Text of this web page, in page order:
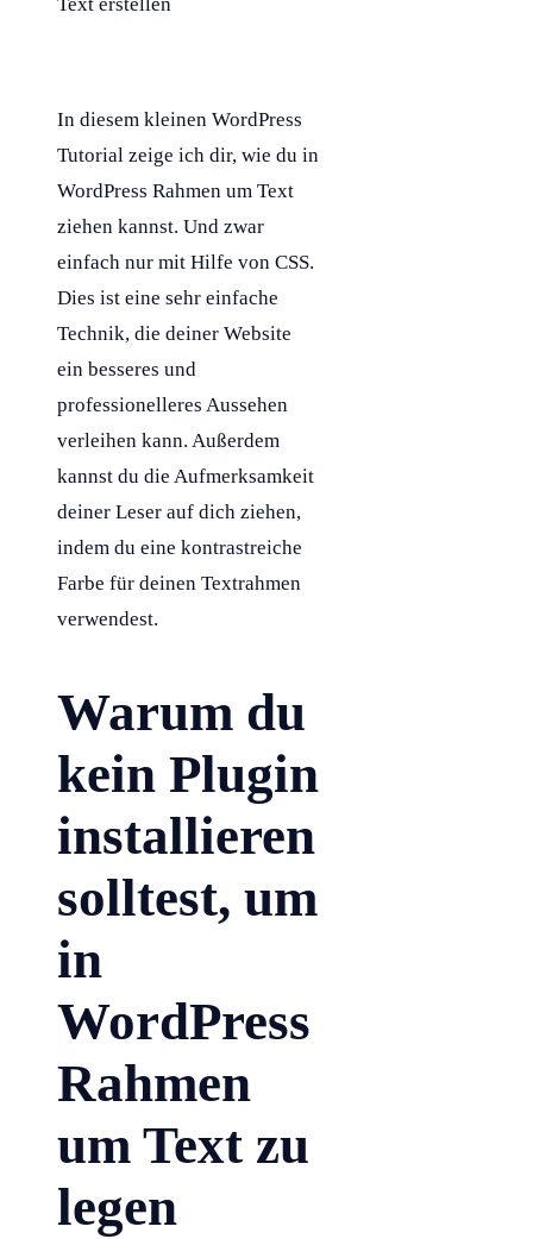
In diesem kleinen WordPress
Tutorial zeige ich dir, wie du in
WordPress Rahmen um Text
ziehen kannst. Und zwar
einfach nur mit Hilfe von CSS.
Dies ist eine sehr einfache
Technik, die deiner Website
ein besseres und
professionelleres Aussehen
verleihen kann. Außerdem
kannst du die Aufmerksamkeit
deiner Leser auf dich ziehen,
indem du eine kontrastreiche
Farbe für deinen Textrahmen
verwendest.
Warum du
kein Plugin
installieren
solltest, um
in
WordPress
Rahmen
um Text zu
legen